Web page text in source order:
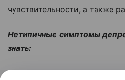
чувствительности, а также
Нетипичные симптомы
знать:
Читайте также:Как хирурги